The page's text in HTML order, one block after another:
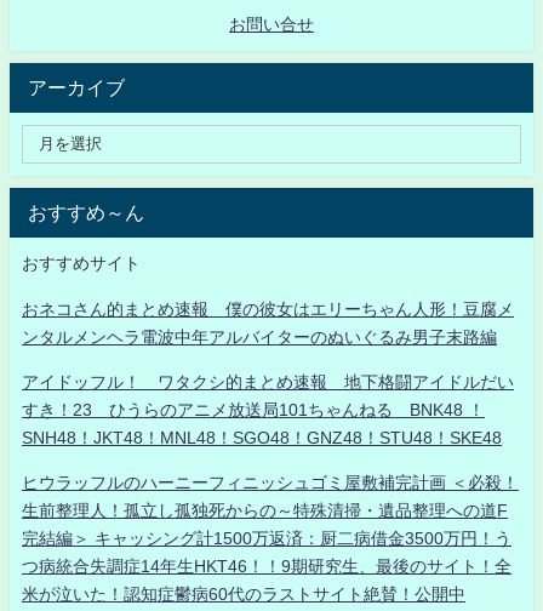
お問い合せ
アーカイブ
おすすめ～ん
おすすめサイト
おネコさん的まとめ速報 僕の彼女はエリーちゃん人形！豆腐メ
ンタルメンヘラ電波中年アルバイターのぬいぐるみ男子末路編
アイドッフル！ ワタクシ的まとめ速報 地下格闘アイドルだい
すき！23 ひうらのアニメ放送局101ちゃんねる BNK48 ！
SNH48！JKT48！MNL48！SGO48！GNZ48！STU48！SKE48
ヒウラッフルのハーニーフィニッシュゴミ屋敷補完計画 ＜必殺！
生前整理人！孤立し孤独死からの～特殊清掃・遺品整理への道F
完結編＞ キャッシング計1500万返済：厨二病借金3500万円！う
つ病統合失調症14年生HKT46！！9期研究生、最後のサイト！全
米が泣いた！認知症鬱病60代のラストサイト絶賛！公開中